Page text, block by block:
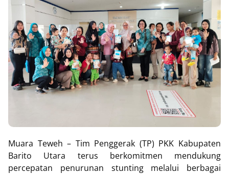
Muara Teweh – Tim Penggerak (TP) PKK Kabupaten
Barito Utara terus berkomitmen mendukung
percepatan penurunan stunting melalui berbagai